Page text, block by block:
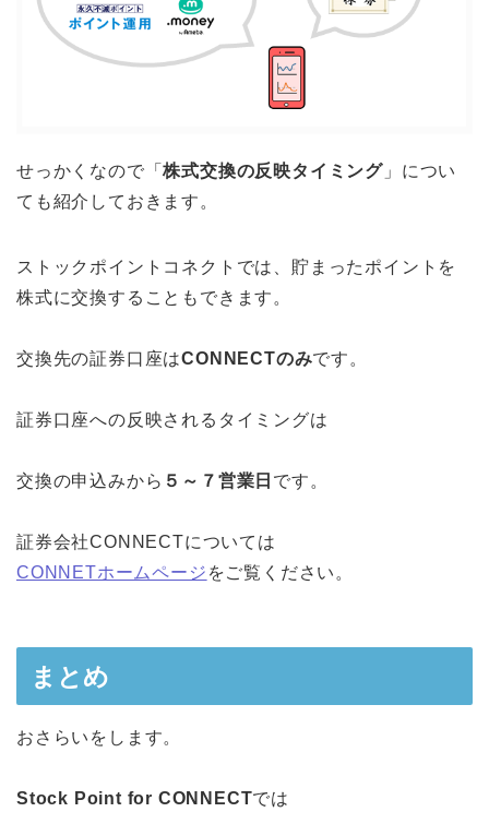
せっかくなので「株式交換の反映タイミング 」につい
ても紹介しておきます。
ストックポイントコネクトでは、貯まったポイントを
株式に交換することもできます。
交換先の証券口座はCONNECTのみです。
証券口座への反映されるタイミングは
交換の申込みから ５～７営業日 です。
証券会社CONNECTについては
CONNETホームページ をご覧ください。
まとめ
おさらいをします。
Stock Point for CONNECTでは